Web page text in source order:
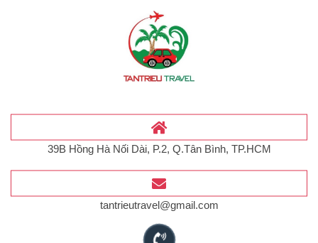
39B Hồng Hà Nối Dài, P.2, Q.Tân Bình, TP.HCM
tantrieutravel@gmail.com